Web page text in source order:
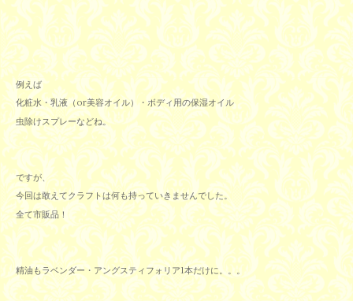
例えば
化粧水・乳液（or美容オイル）・ボディ用の保湿オイル
虫除けスプレーなどね。
ですが、
今回は敢えてクラフトは何も持っていきませんでした。
全て市販品！
精油もラベンダー・アングスティフォリア1本だけに。。。